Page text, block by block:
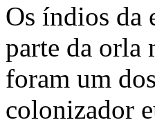
Os índios da
parte da orla
foram um
colonizador